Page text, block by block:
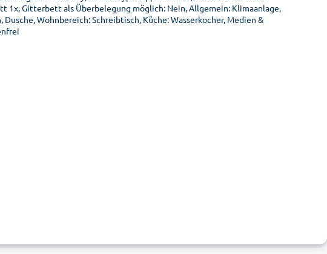
1x, Gitterbett als Überbelegung möglich: Nein, Allgemein: Klimaanlage,
Wohnbereich: Schreibtisch, Küche: Wasserkocher, Medien &